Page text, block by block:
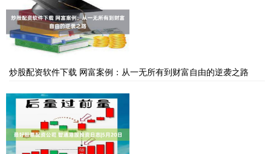
炒股配资软件下载 网富案例：从一无所有到财富自由的逆袭之路